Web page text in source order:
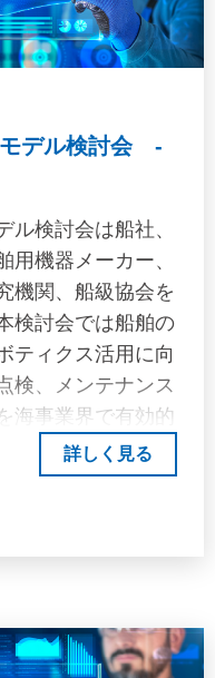
りまとめられた。
モデル検討会 -
ル検討会は船社、
用機器メーカー、
機関、船級協会を
検討会では船舶の
ティクス活用に向
検、メンテナンス
海事業界で有効的
の検討を行った。
討結果を成果報告
詳しく見る